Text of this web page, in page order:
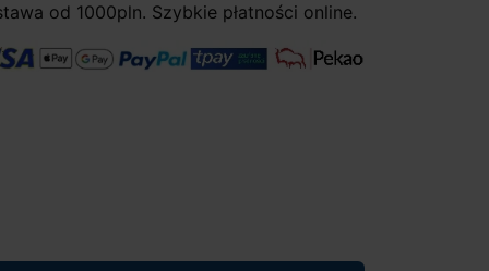
od 1000pln. Szybkie płatności online.